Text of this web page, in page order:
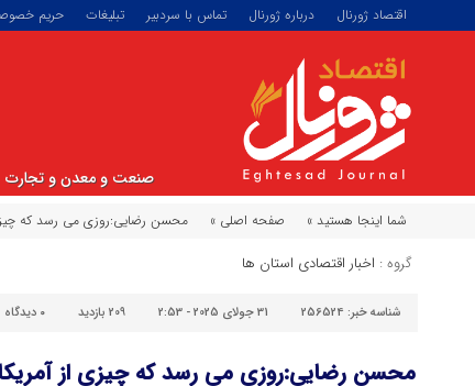
اقتصاد ژورنال درباره ژورنال تماس با سردبیر تبلیغات حریم
صنعت و معدن و تجارت
شما اینجا هستید » صفحه اصلی » محسن رضایی:روزی می رسد که چیزی
گروه : اخبار اقتصادی استان ها
شناسه خبر: 256524 31 جولای 2025 - 2:53 209 بازدید ۰ دیدگاه
محسن رضایی:روزی می رسد که چیزی از آمریکا